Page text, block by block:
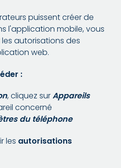
puissent créer de
l'application mobile, vous
autorisations des
web.
:
, cliquez surAppareils
concerné
du téléphone
les autorisations